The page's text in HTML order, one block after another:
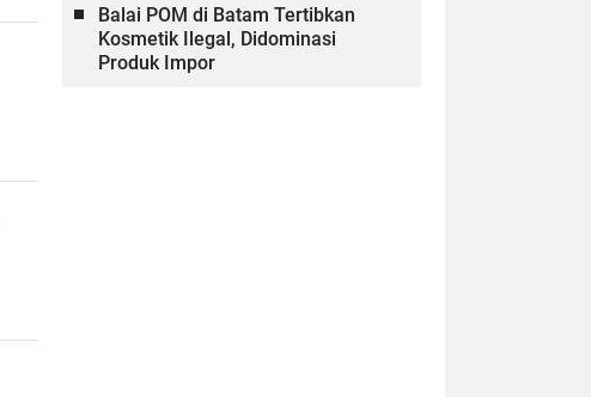
Balai POM di Batam Tertibkan
Kosmetik Ilegal, Didominasi
Produk Impor